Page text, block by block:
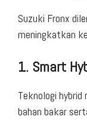
Suzuki Fronx
meningkatkan
1. Smart
Teknologi
bahan bakar